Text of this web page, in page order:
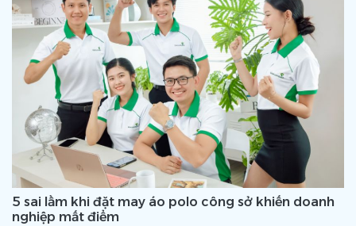
5 sai lầm khi đặt may áo polo công sở khiến doanh
nghiệp mất điểm